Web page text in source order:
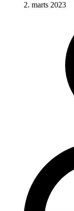
2. marts 2023